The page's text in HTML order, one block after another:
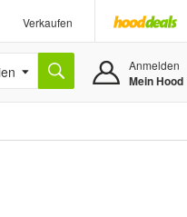
Verkaufen
Anmelden
Mein Hood